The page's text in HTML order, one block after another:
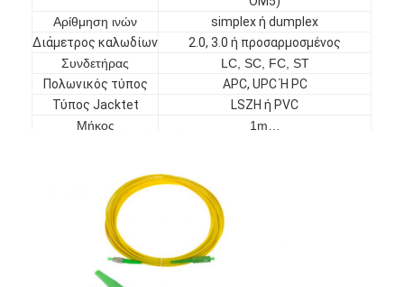
Γύρος εργοστασίων
Ποιοτικός έλεγχος
Μας ελάτε σε επαφή με
Μιλήστε τώρα.
MPO MTP
Αρίθμηση ινών
simplex ή dumplex
Διάμετρος καλωδίων
2.0, 3.0 ή προσαρμοσμένος
Συνδετήρας
LC, SC, FC, ST
Πολωνικός τύπος
APC, UPC Ή PC
Τύπος Jacktet
LSZH ή PVC
Μήκος
1m…
Χρώμα σακακιών
Κίτρινος, Aqua, βιολέτα ή
προσαρμοσμένος